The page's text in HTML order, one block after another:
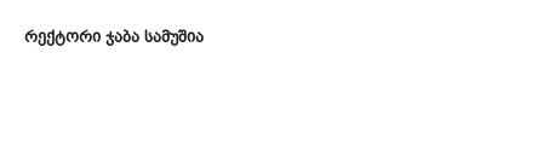
რექტორი ჯაბა სამუშია